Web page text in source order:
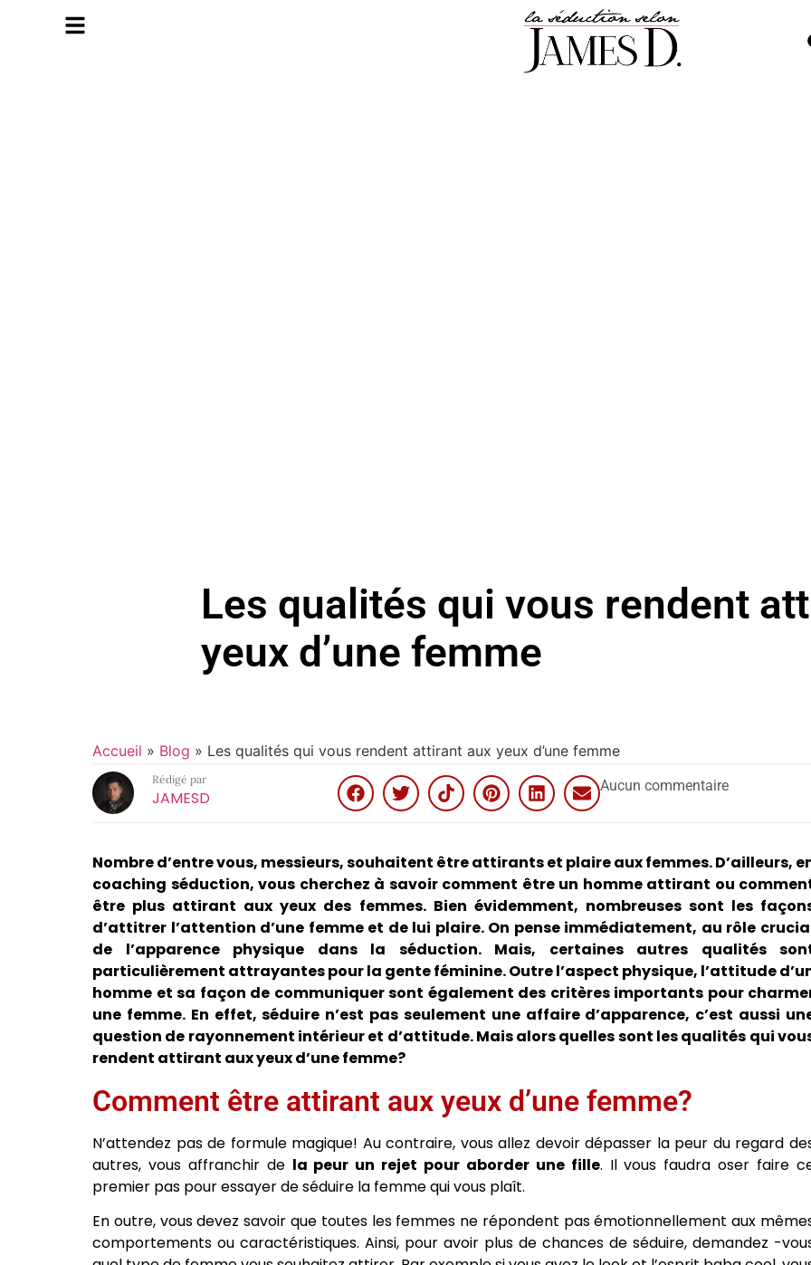
Les qualités qui vous rendent
yeux d’une femme
Accueil » Blog » Les qualités qui vous rendent attirant aux yeux d’une femme
Rédigé par
JAMESD
Aucun commentaire
Nombre d’entre vous, messieurs, souhaitent être attirants et plaire aux femmes. D’ailleurs,
coaching séduction, vous cherchez à savoir comment être un homme attirant ou
être plus attirant aux yeux des femmes. Bien évidemment, nombreuses sont les
d’attitrer l’attention d’une femme et de lui plaire. On pense immédiatement, au rôle
de l’apparence physique dans la séduction. Mais, certaines autres qualités
particulièrement attrayantes pour la gente féminine. Outre l’aspect physique, l’attitude
homme et sa façon de communiquer sont également des critères importants pour
une femme. En effet, séduire n’est pas seulement une affaire d’apparence, c’est aussi
question de rayonnement intérieur et d’attitude. Mais alors quelles sont les qualités qui
rendent attirant aux yeux d’une femme?
Comment être attirant aux yeux d’une femme?
N’attendez pas de formule magique! Au contraire, vous allez devoir dépasser la peur du regard
autres, vous affranchir de la peur un rejet pour aborder une fille. Il vous faudra oser faire
premier pas pour essayer de séduire la femme qui vous plaît.
En outre, vous devez savoir que toutes les femmes ne répondent pas émotionnellement aux
comportements ou caractéristiques. Ainsi, pour avoir plus de chances de séduire, demandez -